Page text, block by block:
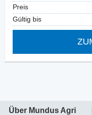
Preis
Gültig bis
Über Mundus Agri